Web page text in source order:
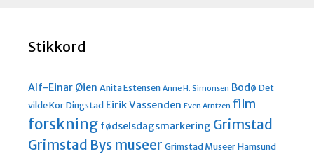
Stikkord
Alf-Einar Øien Anita Estensen Anne H. Simonsen Bodø Det
vilde KorDingstad Eirik Vassenden Even Arntzen film
forskning fødselsdagsmarkering Grimstad
Grimstad Bys museer Grimstad MuseerHamsund